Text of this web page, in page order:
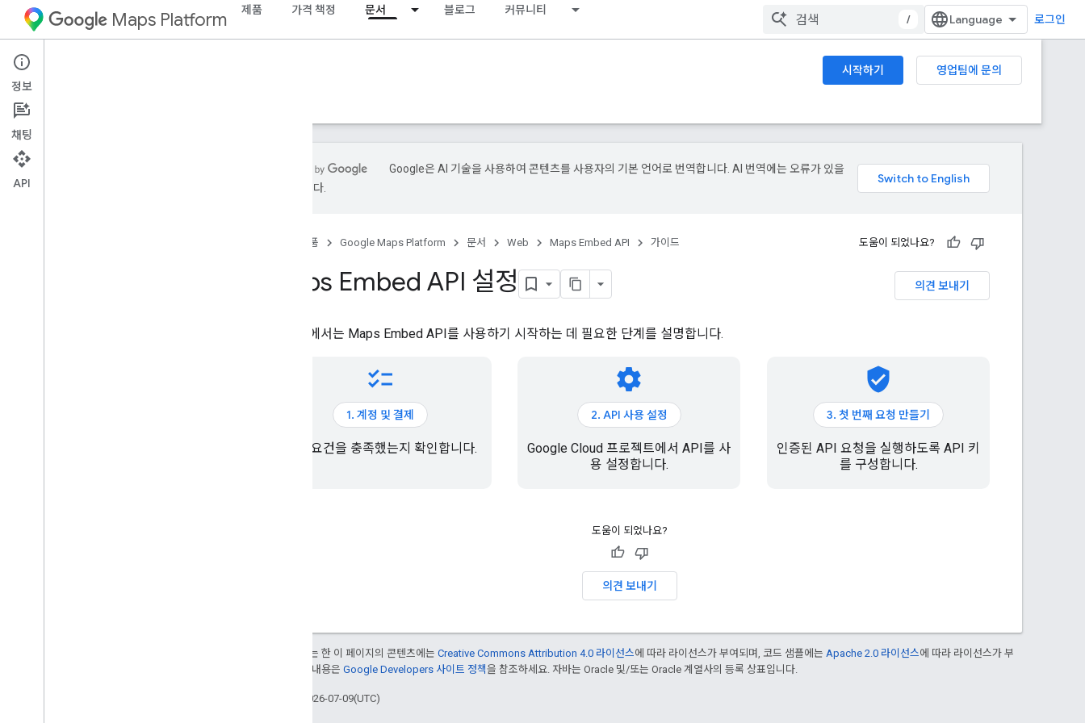
Maps Platform 제품 가격 책정 문서 블로그 커뮤니티
/ 로그인
Web 시작하기
영업팀에 문의
가이드
Google은 AI 기술을 사용하여 콘텐츠를 사용자의 기본 언어로 번역합니다. AI 번역에는 오류가 있을
수 있습니다.
제품 Google Maps Platform 문서 Web Maps Embed API 가이드 도움이 되었나요?
의견 보내기
Maps Embed API 설정
이 문서에서는 Maps Embed API를 사용하기 시작하는 데 필요한 단계를 설명합니다.
checklist
1. 계정 및 결제
기본 요건을 충족했는지 확인합니다.
settings
2. API 사용 설정
Google Cloud 프로젝트에서 API를 사
용 설정합니다.
verified_user
3. 첫 번째 요청 만들기
인증된 API 요청을 실행하도록 API 키
를 구성합니다.
도움이 되었나요?
의견 보내기
달리 명시되지 않는 한 이 페이지의 콘텐츠에는 Creative Commons Attribution 4.0 라이선스에 따라 라이선스가 부여되며, 코드 샘플에는 Apache 2.0 라이선스에 따라 라이선스가 부
여됩니다. 자세한 내용은 Google Developers 사이트 정책을 참조하세요. 자바는 Oracle 및/또는 Oracle 계열사의 등록 상표입니다.
최종 업데이트: 2026-07-09(UTC)
정보
채팅
API